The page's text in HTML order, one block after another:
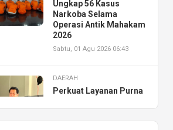
Ungkap 56 Kasus
Narkoba Selama
Operasi Antik Mahakam
2026
Sabtu, 01 Agu 2026 06:43
DAERAH
Perkuat Layanan Purna
Resmikan AHASS